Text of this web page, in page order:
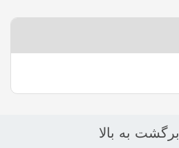
برگشت به بالا